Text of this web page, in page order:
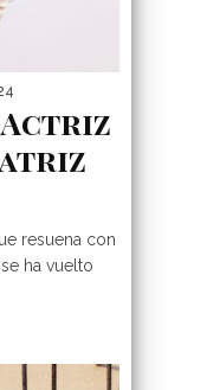
Actriz
resuena con
ha vuelto